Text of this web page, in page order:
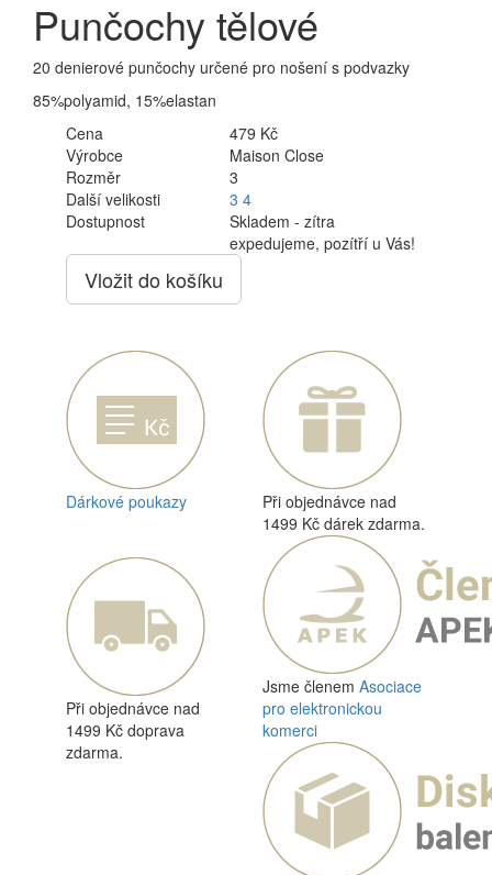
Punčochy tělové
20 denierové punčochy určené pro nošení s podvazky
85%polyamid, 15%elastan
Cena
479 Kč
Výrobce
Maison Close
Rozměr
3
Další velikosti
3 4
Dostupnost
Skladem - zítra
expedujeme, pozítří u Vás!
Vložit do košíku
Dárkové poukazy
Při objednávce nad
1499 Kč dárek zdarma.
Při objednávce nad
1499 Kč doprava
zdarma.
Jsme členem Asociace
pro elektronickou
komerci